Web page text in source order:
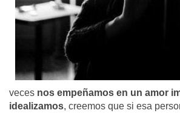
veces nos empeñamos en un amor
idealizamos, creemos que si esa